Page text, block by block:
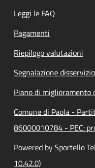
Leggi le FAQ
Pagamenti
Riepilogo valutazioni
Segnalazione disservizio
Piano di miglioramento
Comune di Paola -
86000010784 - PEC:
Powered by Sportello
10.42.0)